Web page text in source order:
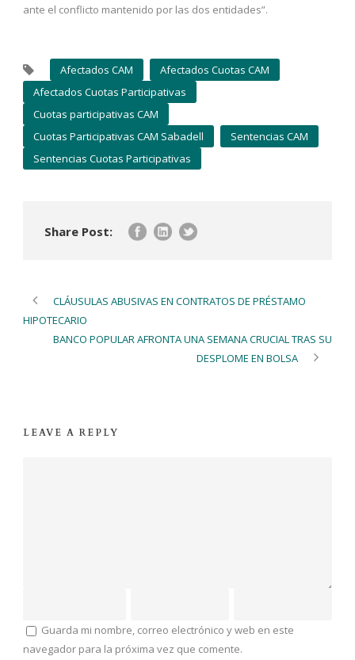
ante el conflicto mantenido por las dos entidades”.
Afectados CAM
Afectados Cuotas CAM
Afectados Cuotas Participativas
Cuotas participativas CAM
Cuotas Participativas CAM Sabadell
Sentencias CAM
Sentencias Cuotas Participativas
Share Post:
CLÁUSULAS ABUSIVAS EN CONTRATOS DE PRÉSTAMO
HIPOTECARIO
BANCO POPULAR AFRONTA UNA SEMANA CRUCIAL TRAS SU
DESPLOME EN BOLSA
LEAVE A REPLY
Guarda mi nombre, correo electrónico y web en este
navegador para la próxima vez que comente.